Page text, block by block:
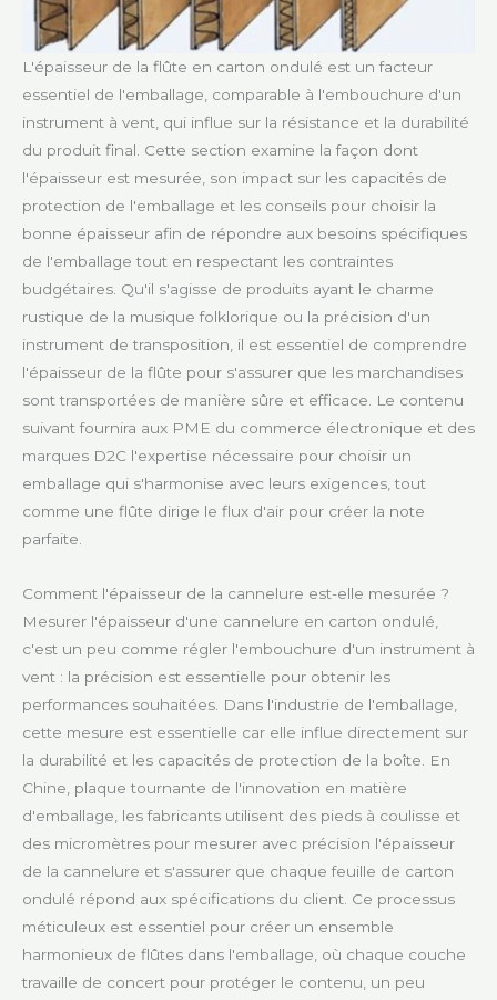
L'épaisseur de la flûte en carton ondulé est un facteur
essentiel de l'emballage, comparable à l'embouchure d'un
instrument à vent, qui influe sur la résistance et la durabilité
du produit final. Cette section examine la façon dont
l'épaisseur est mesurée, son impact sur les capacités de
protection de l'emballage et les conseils pour choisir la
bonne épaisseur afin de répondre aux besoins spécifiques
de l'emballage tout en respectant les contraintes
budgétaires. Qu'il s'agisse de produits ayant le charme
rustique de la musique folklorique ou la précision d'un
instrument de transposition, il est essentiel de comprendre
l'épaisseur de la flûte pour s'assurer que les marchandises
sont transportées de manière sûre et efficace. Le contenu
suivant fournira aux PME du commerce électronique et des
marques D2C l'expertise nécessaire pour choisir un
emballage qui s'harmonise avec leurs exigences, tout
comme une flûte dirige le flux d'air pour créer la note
parfaite.
Comment l'épaisseur de la cannelure est-elle mesurée ?
Mesurer l'épaisseur d'une cannelure en carton ondulé,
c'est un peu comme régler l'embouchure d'un instrument à
vent : la précision est essentielle pour obtenir les
performances souhaitées. Dans l'industrie de l'emballage,
cette mesure est essentielle car elle influe directement sur
la durabilité et les capacités de protection de la boîte. En
Chine, plaque tournante de l'innovation en matière
d'emballage, les fabricants utilisent des pieds à coulisse et
des micromètres pour mesurer avec précision l'épaisseur
de la cannelure et s'assurer que chaque feuille de carton
ondulé répond aux spécifications du client. Ce processus
méticuleux est essentiel pour créer un ensemble
harmonieux de flûtes dans l'emballage, où chaque couche
travaille de concert pour protéger le contenu, un peu